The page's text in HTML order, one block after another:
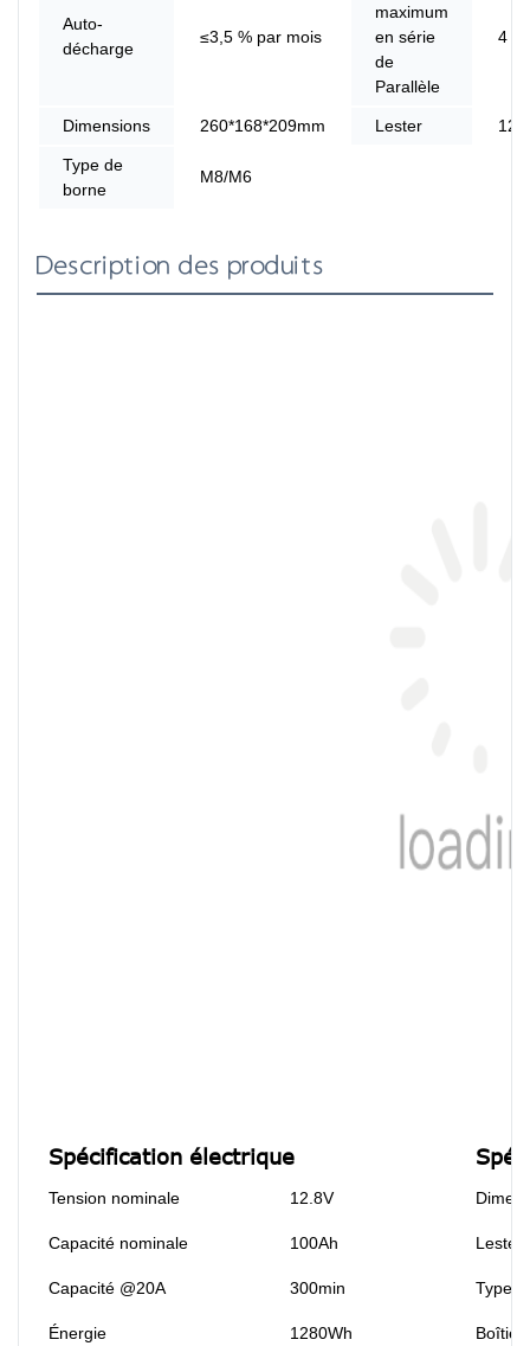
Auto-
décharge
≤3,5 % par mois
maximum
en série
de
Parallèle
4
Dimensions 260*168*209mm Lester
Type de
borne
M8/M6
Description des produits
Spécification électrique
Tension nominale 12.8V
Capacité nominale 100Ah Lester
Capacité @20A 300min Type
Énergie 1280Wh Boîtier